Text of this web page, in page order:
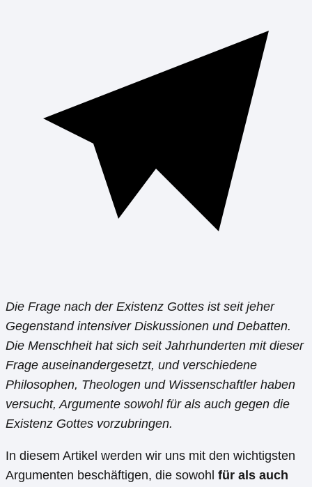
Die Frage nach der Existenz Gottes ist seit jeher
Gegenstand intensiver Diskussionen und Debatten.
Die Menschheit hat sich seit Jahrhunderten mit dieser
Frage auseinandergesetzt, und verschiedene
Philosophen, Theologen und Wissenschaftler haben
versucht, Argumente sowohl für als auch gegen die
Existenz Gottes vorzubringen.
In diesem Artikel werden wir uns mit den wichtigsten
Argumenten beschäftigen, die sowohl für als auch